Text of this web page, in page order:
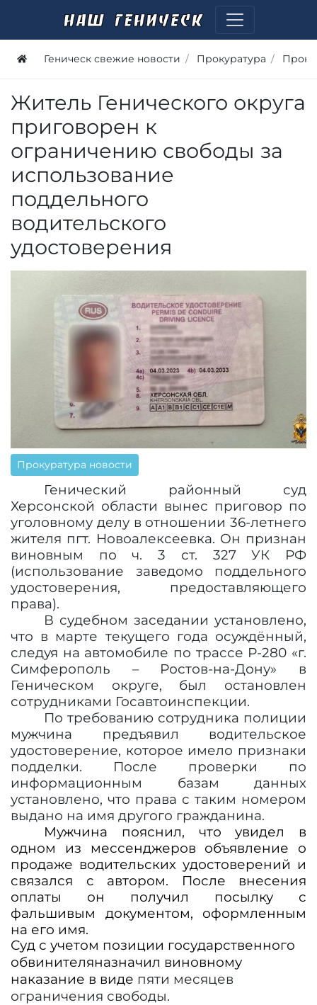
Геническ свежие новости Прокуратура
Житель Генического округа
приговорен к
ограничению свободы за
использование
поддельного
водительского
удостоверения
Прокуратура новости
Генический районный суд
Херсонской области вынес приговор по
уголовному делу в отношении 36-летнего
жителя пгт. Новоалексеевка. Он признан
виновным по ч. 3 ст. 327 УК РФ
(использование заведомо поддельного
удостоверения, предоставляющего
права).
В судебном заседании установлено,
что в марте текущего года осуждённый,
следуя на автомобиле по трассе Р-280 «г.
Симферополь – Ростов-на-Дону» в
Геническом округе, был остановлен
сотрудниками Госавтоинспекции.
По требованию сотрудника полиции
мужчина предъявил водительское
удостоверение, которое имело признаки
подделки. После проверки по
информационным базам данных
установлено, что права с таким номером
выдано на имя другого гражданина.
Мужчина пояснил, что увидел в
одном из мессенджеров объявление о
продаже водительских удостоверений и
связался с автором. После внесения
оплаты он получил посылку с
фальшивым документом, оформленным
на его имя.
Суд с учетом позиции государственного
обвинителяназначил виновному
наказание в виде пяти месяцев
ограничения свободы.